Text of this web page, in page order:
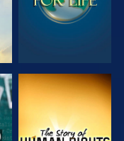
MŰSORNÉZÉS